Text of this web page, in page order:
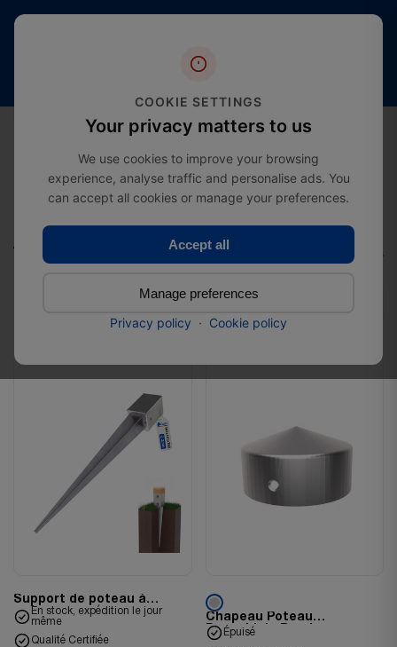
gratuite
à partir
£274.99
Maison Category Accessoires de Jardin
Accessoires de Jardin
Support de poteau à
enfoncer
En stock, expédition le jour
même
Qualité Certifiée
Chapeau Poteau
Pyramidale Rond
Épuisé
COOKIE SETTINGS
Your privacy matters to us
We use cookies to improve your browsing
experience, analyse traffic and personalise ads. You
can accept all cookies or manage your preferences.
Accept all
Manage preferences
Privacy policy · Cookie policy